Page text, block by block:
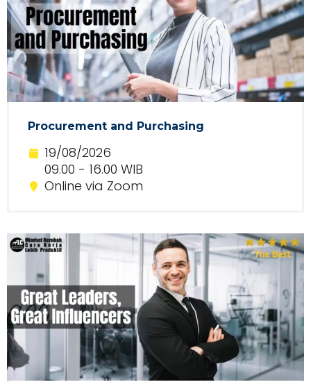
Procurement and Purchasing
19/08/2026
09.00 - 16.00 WIB
Online via Zoom